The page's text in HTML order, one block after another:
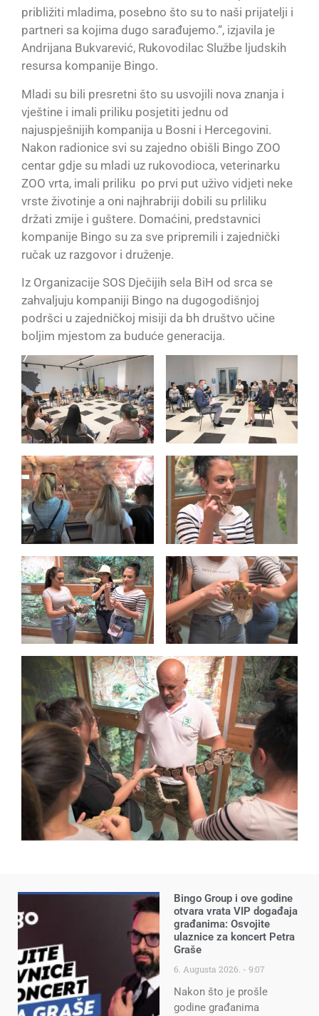
približiti mladima, posebno što su to naši prijatelji i
partneri sa kojima dugo sarađujemo.“, izjavila je
Andrijana Bukvarević, Rukovodilac Službe ljudskih
resursa kompanije Bingo.
Mladi su bili presretni što su usvojili nova znanja i
vještine i imali priliku posjetiti jednu od
najuspješnijih kompanija u Bosni i Hercegovini.
Nakon radionice svi su zajedno obišli Bingo ZOO
centar gdje su mladi uz rukovodioca, veterinarku
ZOO vrta, imali priliku po prvi put uživo vidjeti neke
vrste životinje a oni najhrabriji dobili su prliliku
držati zmije i guštere. Domaćini, predstavnici
kompanije Bingo su za sve pripremili i zajednički
ručak uz razgovor i druženje.
Iz Organizacije SOS Dječijih sela BiH od srca se
zahvaljuju kompaniji Bingo na dugogodišnjoj
podršci u zajedničkoj misiji da bh društvo učine
boljim mjestom za buduće generacija.
Bingo Group i ove godine
otvara vrata VIP događaja
građanima: Osvojite
ulaznice za koncert Petra
Graše
6. Augusta 2026. 9:07
Nakon što je prošle
godine građanima